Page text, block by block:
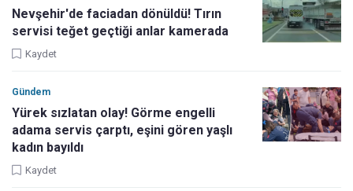
Nevşehir'de faciadan dönüldü! Tırın
servisi teğet geçtiği anlar kamerada
Kaydet
Gündem
Yürek sızlatan olay! Görme engelli
adama servis çarptı, eşini gören yaşlı
kadın bayıldı
Kaydet